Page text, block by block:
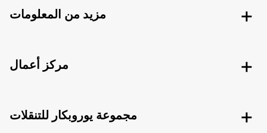
مزيد من المعلومات
مركز أعمال
مجموعة يوروبكار للتنقلات